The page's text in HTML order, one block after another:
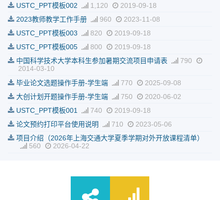
USTC_PPT模板002 1,120
2019-09-18
2023教师教学工作手册
960
2023-11-08
USTC_PPT模板003
820
2019-09-18
USTC_PPT模板005
800
2019-09-18
中国科学技术大学本科生参加暑期交流项目申请表
790
2014-03-10
毕业论文选题操作手册-学生端
770
2025-09-08
大创计划开题操作手册-学生端
750
2020-06-02
USTC_PPT模板001
740
2019-09-18
论文预约打印平台使用说明
710
2023-05-06
项目介绍（2026年上海交通大学夏季学期对外开放课程清单）
560
2026-04-22